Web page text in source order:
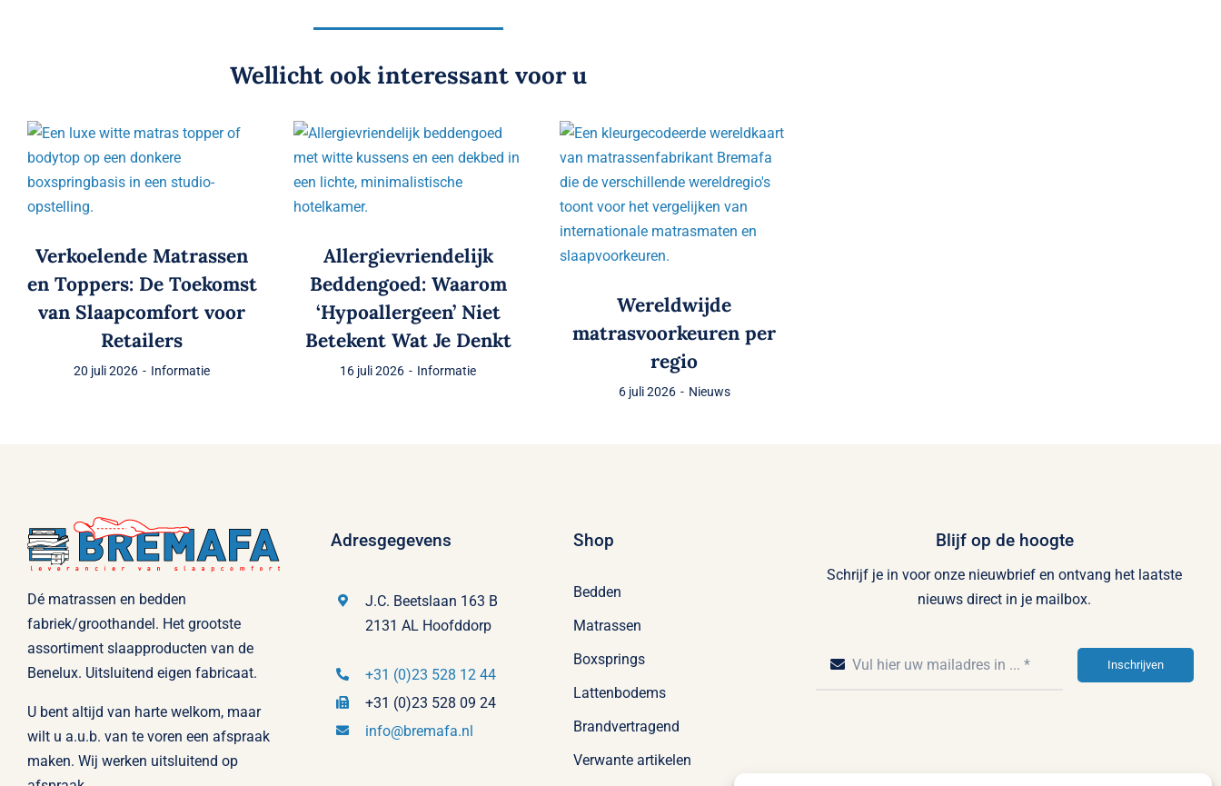
Wellicht ook interessant voor u
Verkoelende Matrassen
en Toppers: De Toekomst
van Slaapcomfort voor
Retailers
20 juli 2026 - Informatie
Allergievriendelijk
Beddengoed: Waarom
‘Hypoallergeen’ Niet
Betekent Wat Je Denkt
16 juli 2026 - Informatie
Wereldwijde
matrasvoorkeuren per
regio
6 juli 2026 - Nieuws
Dé matrassen en bedden
fabriek/groothandel. Het grootste
assortiment slaapproducten van de
Benelux. Uitsluitend eigen fabricaat.
U bent altijd van harte welkom, maar
wilt u a.u.b. van te voren een afspraak
maken. Wij werken uitsluitend op
Adresgegevens
J.C. Beetslaan 163 B
2131 AL Hoofddorp
+31 (0)23 528 12 44
+31 (0)23 528 09 24
info@bremafa.nl
Shop
Bedden
Matrassen
Boxsprings
Lattenbodems
Brandvertragend
Verwante artikelen
Blijf op de hoogte
Schrijf je in voor onze nieuwbrief en ontvang het laatste
nieuws direct in je mailbox.
Inschrijven